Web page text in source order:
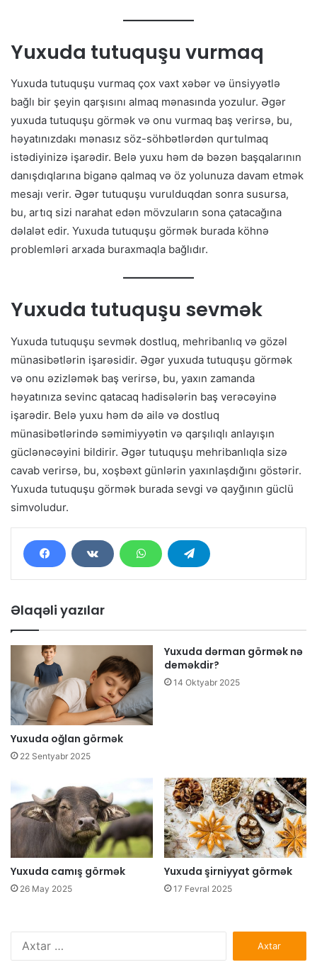
Yuxuda tutuquşu vurmaq
Yuxuda tutuquşu vurmaq çox vaxt xəbər və ünsiyyətlə
bağlı bir şeyin qarşısını almaq mənasında yozulur. Əgər
yuxuda tutuquşu görmək və onu vurmaq baş verirsə, bu,
həyatınızdakı mənasız söz-söhbətlərdən qurtulmaq
istədiyinizə işarədir. Belə yuxu həm də bəzən başqalarının
danışdıqlarına biganə qalmaq və öz yolunuza davam etmək
mesajı verir. Əgər tutuquşu vurulduqdan sonra susursa,
bu, artıq sizi narahat edən mövzuların sona çatacağına
dəlalət edir. Yuxuda tutuquşu görmək burada köhnə
problemləri arxada buraxmaqla bağlıdır.
Yuxuda tutuquşu sevmək
Yuxuda tutuquşu sevmək dostluq, mehribanlıq və gözəl
münasibətlərin işarəsidir. Əgər yuxuda tutuquşu görmək
və onu əzizləmək baş verirsə, bu, yaxın zamanda
həyatınıza sevinc qatacaq hadisələrin baş verəcəyinə
işarədir. Belə yuxu həm də ailə və dostluq
münasibətlərində səmimiyyətin və qarşılıqlı anlayışın
güclənəcəyini bildirir. Əgər tutuquşu mehribanlıqla sizə
cavab verirsə, bu, xoşbəxt günlərin yaxınlaşdığını göstərir.
Yuxuda tutuquşu görmək burada sevgi və qayğının güclü
simvoludur.
Əlaqəli yazılar
Yuxuda oğlan görmək
22 Sentyabr 2025
Yuxuda dərman görmək nə
deməkdir?
14 Oktyabr 2025
Yuxuda camış görmək
26 May 2025
Yuxuda şirniyyat görmək
17 Fevral 2025